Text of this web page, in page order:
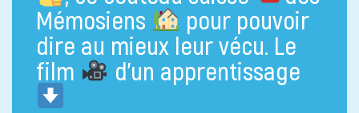
Mémosiens
pour pouvoir
dire au mieux leur vécu. Le
film
d’un apprentissage